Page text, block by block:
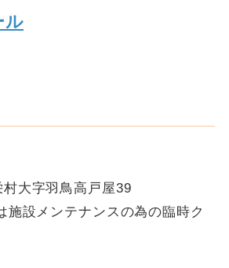
ル
大字羽鳥高戸屋39
設メンテナンスの為の臨時ク